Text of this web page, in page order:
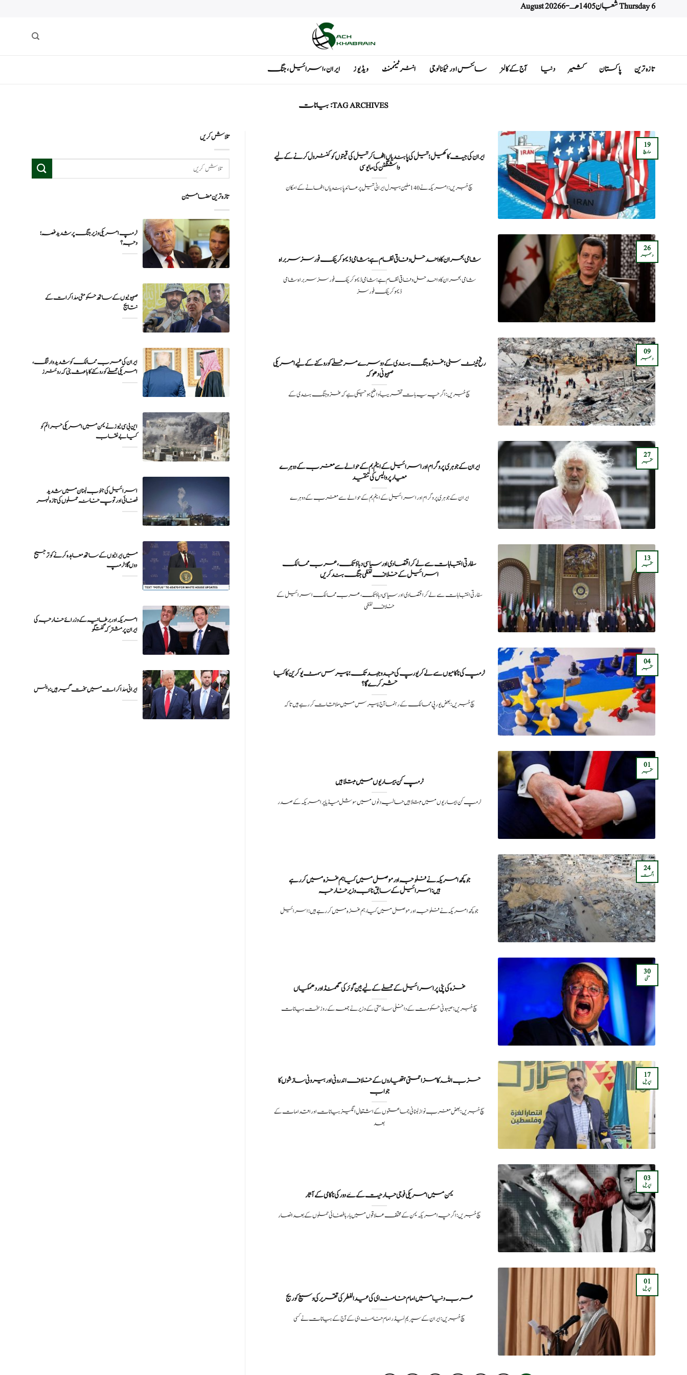
Thursday 6 شعبان 1405 هـ - 6 August 2026
تازہ ترین پاکستان کشمیر دنیا آج کے کالمز سائنس اور ٹیکنالوجی انٹرٹینمنٹ ویڈیوز ایران ، اسرائیل ، جنگ
TAG ARCHIVES: بیانات
ایران کی جیت کا کھیل؛ تیل کی پابندیاں اٹھا کر تیل کی قیمتوں کو کنٹرول کرنے کے لیے
واشنگٹن کی مایوسی
سچ خبریں: امریکہ نے 140 ملین بیرل ایرانی تیل پر عائد پابندیاں اٹھانے کے امکان
19
مارچ
شامی بحران کا واحد حل وفاقی نظام ہے: شامی ڈیموکریٹک فورسز سربراہ
شامی بحران کا واحد حل وفاقی نظام ہے: شامی ڈیموکریٹک فورسز سربراہ شامی
ڈیموکریٹک فورسز
26
دسمبر
رفح ٹینٹ سٹی؛ غزہ جنگ بندی کے دوسرے مرحلے کو روکنے کے لیے امریکی
صہیونی دھوکہ
سچ خبریں: اگرچہ یہ بات تقریباً واضح ہو چکی ہے کہ غزہ جنگ بندی کے
09
دسمبر
ایران کے جوہری پروگرام اور اسرائیل کے ایٹم بم کے حوالے سے مغرب کے دوہرے
معیار پر والیس کی تنقید
ایران کے جوہری پروگرام اور اسرائیل کے ایٹم بم کے حوالے سے مغرب کے دوہرے
27
ستمبر
سفارتی انتباہات سے لے کر اقتصادی اور سیاسی دباؤ تک،عرب ممالک
اسرائیل کے خلاف لفظی جنگ بند کریں
سفارتی انتباہات سے لے کر اقتصادی اور سیاسی دباؤ تک،عرب ممالک اسرائیل کے
خلاف لفظی
13
ستمبر
ٹرمپ کی ناکامیوں سے لے کر یورپ کی جدوجہد تک؛ پیرس سمٹ یوکرین کا کیا
حشر کرے گا؟
سچ خبریں: بعض یورپی ممالک کے رہنما آج پیرس میں ملاقات کر رہے ہیں تاکہ
04
ستمبر
ٹرمپ کن بیماریوں میں مبتلا ہیں
ٹرمپ کن بیماریوں میں مبتلا ہیں حالیہ دنوں میں سوشل میڈیا پر امریکہ کے صدر
01
ستمبر
جو کچھ امریکہ نے فلوجہ اور موصل میں کیا ہم غزہ میں کر رہے
ہیں:اسرائیل کے سابق نائب وزیر خارجہ
جو کچھ امریکہ نے فلوجہ اور موصل میں کیا، ہم غزہ میں کر رہے ہیں:اسرائیل
24
اگست
غزہ کی پٹی پر اسرائیل کے حملے کے لیے بین گوئر کی گھمنڈ اور دھمکیاں
سچ خبریں: صیہونی حکومت کے داخلی سلامتی کے وزیر نے جمعہ کے روز سخت بیانات
30
مئی
حزب اللہ کا مزاحمتی ہتھیاروں کے خلاف اندرونی اور بیرونی سازشوں کا
جواب
سچ خبریں: بعض مغرب نواز لبنانی جماعتوں کے اشتعال انگیز بیانات اور اقدامات کے
بعد
17
اپریل
یمن میں امریکی فوجی جارحیت کے نئے دور کی ناکامی کے آثار
سچ خبریں: اگرچہ امریکہ یمن کے مختلف علاقوں میں بارہا فضائی حملوں کے بعد انصار
03
اپریل
عرب دنیا میں امام خامنہ ای کی عید الفطر کی تقریر کی وسیع کوریج
سچ خبریں: ایران کے سپریم لیڈر امام خامنہ ای کے آج کے بیانات نے کسی
01
اپریل
تلاش کریں
تازہ ترین مضامین
ٹرمپ امریکی وزیر جنگ پر شدید غصہ؛
وجہ ؟
صہیونیوں کے ساتھ حکومتی مذاکرات کے
نتایج
ایران کی عرب ممالک کو شدید وارننگ،
امریکی حملے کو روکنے کا باعث بنی کہ روئٹرز
این بی سی نیوز نے یمن میں امریکی جرائم کو
اسرائیل کی جنوب لبنان میں شدید
فضائی اور توپ خانہ حملوں کی تازہ لہر
میں ایرانیوں کے ساتھ معاہدہ کرنے کو ترجیح
دوں گا : ٹرمپ
امریکہ اور برطانیہ کے وزرائے خارجہ کی
ایران پر مشترکہ گفتگو
ایرانی مذاکرات میں سخت گیر ہیں: وینس